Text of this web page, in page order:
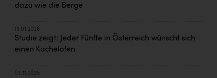
dazu wie die Berge
19.01.2026
Studie zeigt: Jeder Fünfte in Österreich wünscht sich
einen Kachelofen
03.11.2025